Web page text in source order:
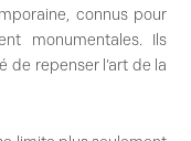
connus pour
monumentales. Ils
repenser l’art de la